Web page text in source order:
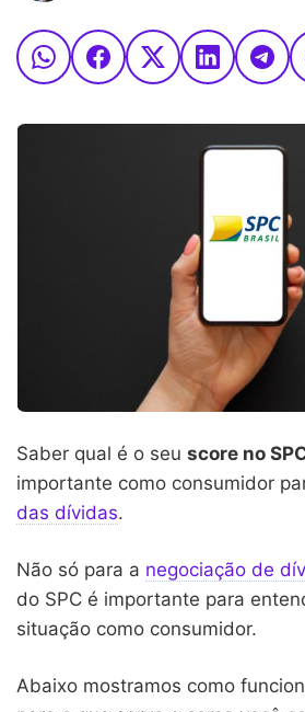
Saber qual é o seu score no
importante como consumidor
das dívidas.
Não só para a negociação de
do SPC é importante para
situação como consumidor.
Abaixo mostramos como